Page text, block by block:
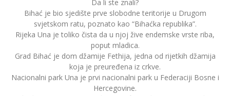
Da li ste znali?
Bihać je bio sjedište prve slobodne teritorije u Drugom
svjetskom ratu, poznato kao “Bihaćka republika”.
Rijeka Una je toliko čista da u njoj žive endemske vrste riba,
poput mladica.
Grad Bihać je dom džamije Fethija, jedna od rijetkih džamija
koja je preuređena iz crkve.
Nacionalni park Una je prvi nacionalni park u Federaciji Bosne i
Hercegovine.